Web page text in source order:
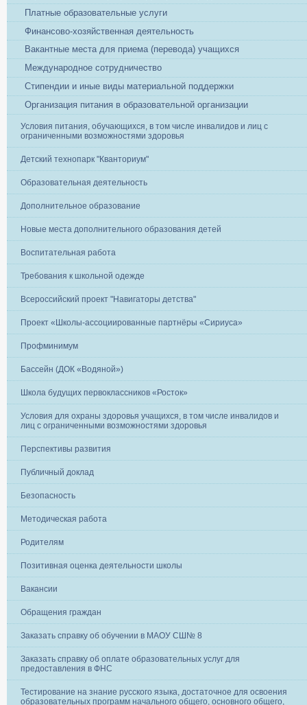
Платные образовательные услуги
Финансово-хозяйственная деятельность
Вакантные места для приема (перевода) учащихся
Международное сотрудничество
Стипендии и иные виды материальной поддержки
Организация питания в образовательной организации
Условия питания, обучающихся, в том числе инвалидов и лиц с
ограниченными возможностями здоровья
Детский технопарк "Кванториум"
Образовательная деятельность
Дополнительное образование
Новые места дополнительного образования детей
Воспитательная работа
Требования к школьной одежде
Всероссийский проект "Навигаторы детства"
Проект «Школы-ассоциированные партнёры «Сириуса»
Профминимум
Бассейн (ДОК «Водяной»)
Школа будущих первоклассников «Росток»
Условия для охраны здоровья учащихся, в том числе инвалидов и
лиц с ограниченными возможностями здоровья
Перспективы развития
Публичный доклад
Безопасность
Методическая работа
Родителям
Позитивная оценка деятельности школы
Вакансии
Обращения граждан
Заказать справку об обучении в МАОУ СШ№ 8
Заказать справку об оплате образовательных услуг для
предоставления в ФНС
Тестирование на знание русского языка, достаточное для освоения
образовательных программ начального общего, основного общего,